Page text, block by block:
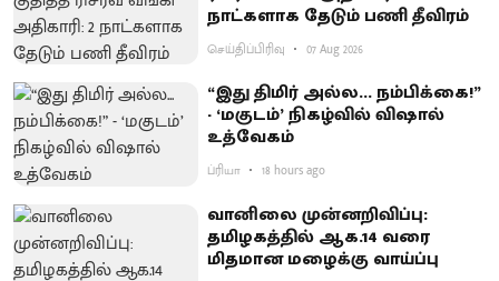
நாட்களாக தேடும் பணி தீவிரம்
செய்திப்பிரிவு 07 Aug 2026
“இது திமிர் அல்ல... நம்பிக்கை!”
- ‘மகுடம்’ நிகழ்வில் விஷால்
உத்வேகம்
ப்ரியா 18 hours ago
வானிலை முன்னறிவிப்பு:
தமிழகத்தில் ஆக.14 வரை
மிதமான மழைக்கு வாய்ப்பு